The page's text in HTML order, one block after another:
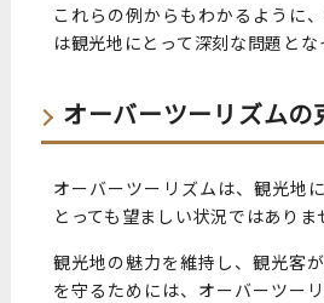
これらの例からもわかるように
は観光地にとって深刻な問題とな
オーバーツーリズムの
オーバーツーリズムは、観光地
とっても望ましい状況ではありま
観光地の魅力を維持し、観光客
を守るためには、オーバーツー